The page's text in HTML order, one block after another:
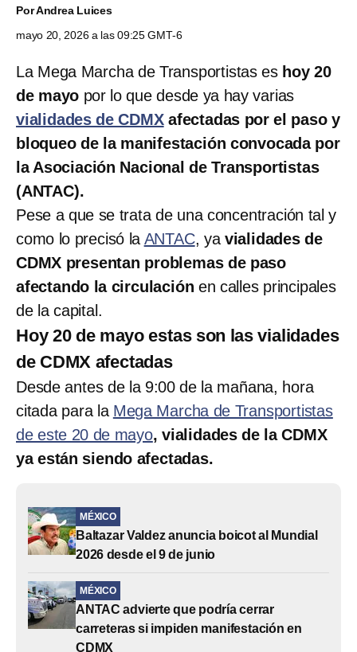
PorAndrea Luices
mayo 20, 2026 a las 09:25 GMT-6
La Mega Marcha de Transportistas es hoy 20
de mayo por lo que desde ya hay varias
vialidades de CDMXafectadas por el paso y
bloqueo de la manifestación convocada por
la Asociación Nacional de Transportistas
(ANTAC).
Pese a que se trata de una concentración tal y
como lo precisó la ANTAC, ya vialidades de
CDMX presentan problemas de paso
afectando la circulación en calles principales
de la capital.
Hoy 20 de mayo estas son las vialidades
de CDMX afectadas
Desde antes de la 9:00 de la mañana, hora
citada para la Mega Marcha de Transportistas
de este 20 de mayo, vialidades de la CDMX
ya están siendo afectadas.
MÉXICO
Baltazar Valdez anuncia boicot al Mundial
2026 desde el 9 de junio
MÉXICO
ANTAC advierte que podría cerrar
carreteras si impiden manifestación en
CDMX